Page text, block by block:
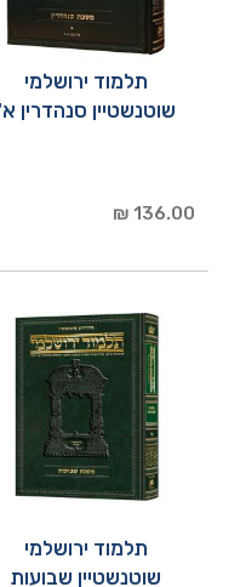
תלמוד ירושלמי
שוטנשטיין סנהדרין
136.00 ₪
תלמוד ירושלמי
שוטנשטיין שבועות